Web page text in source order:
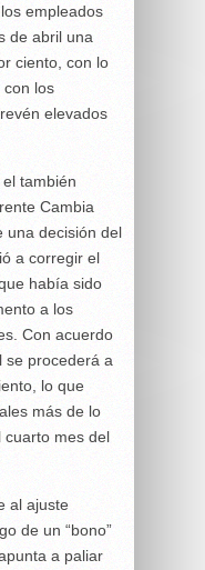
empleados
de abril una
ciento, con lo
con los
elevados
también
Cambia
una decisión del
a corregir el
había sido
a los
Con acuerdo
se procederá a
lo que
más de lo
cuarto mes del
al ajuste
de un “bono”
a paliar